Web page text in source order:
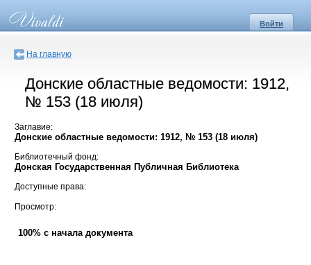
Войти
На главную
Донские областные ведомости: 1912,
№ 153 (18 июля)
Заглавие:
Донские областные ведомости: 1912, № 153 (18 июля)
Библиотечный фонд:
Донская Государственная Публичная Библиотека
Доступные права:
Просмотр:
100% с начала документа